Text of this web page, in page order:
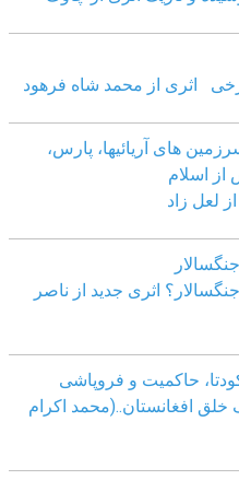
اثری از محمد شاه فرهود
های آریائیها، پارس،
از اسلام
لعل زاد
اثری جدید از ناصر
حاکمیت و فروپاشی
افغانستان..(محمد اکرام